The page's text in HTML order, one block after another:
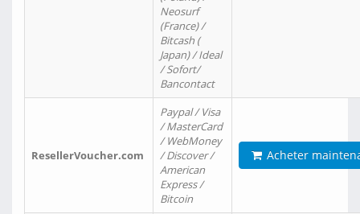
Neosurf
(France) /
Bitcash (
Japan) / Ideal
/ Sofort/
Bancontact
ResellerVoucher.com
Paypal / Visa
/ MasterCard
/ WebMoney
/ Discover /
American
Express /
Bitcoin
Acheter